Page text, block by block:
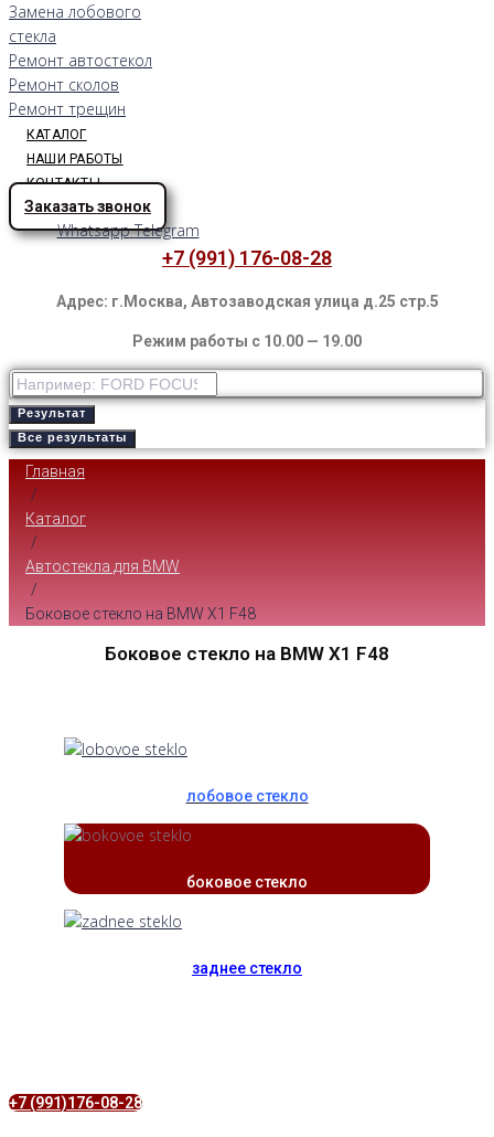
Замена лобового
стекла
Ремонт автостекол
Ремонт сколов
Ремонт трещин
КАТАЛОГ
НАШИ РАБОТЫ
КОНТАКТЫ
Заказать звонок
Whatsapp Telegram
+7 (991) 176-08-28
Адрес: г.Москва, Автозаводская улица д.25 стр.5
Режим работы с 10.00 — 19.00
Результат
Все результаты
Главная
/
Каталог
/
Автостекла для BMW
/
Боковое стекло на BMW X1 F48
Боковое стекло на BMW X1 F48
лобовое стекло
боковое стекло
заднее стекло
+7 (991)176-08-28